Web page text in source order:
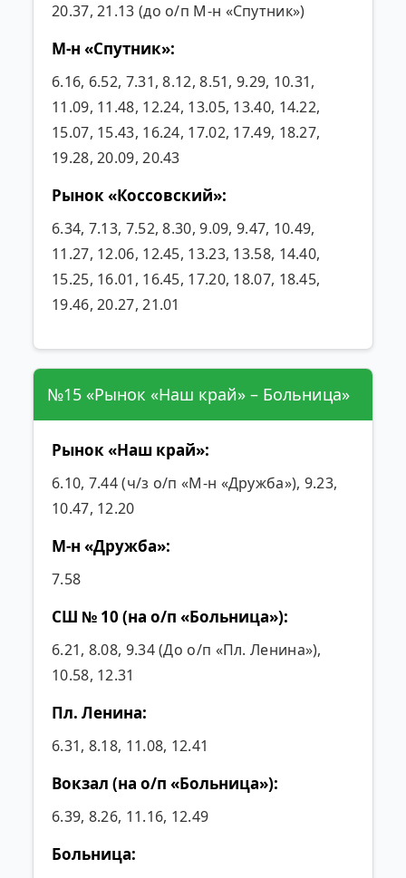
20.37, 21.13 (до о/п М-н «Спутник»)
М-н «Спутник»:
6.16, 6.52, 7.31, 8.12, 8.51, 9.29, 10.31,
11.09, 11.48, 12.24, 13.05, 13.40, 14.22,
15.07, 15.43, 16.24, 17.02, 17.49, 18.27,
19.28, 20.09, 20.43
Рынок «Коссовский»:
6.34, 7.13, 7.52, 8.30, 9.09, 9.47, 10.49,
11.27, 12.06, 12.45, 13.23, 13.58, 14.40,
15.25, 16.01, 16.45, 17.20, 18.07, 18.45,
19.46, 20.27, 21.01
№15 «Рынок «Наш край» – Больница»
Рынок «Наш край»:
6.10, 7.44 (ч/з о/п «М-н «Дружба»), 9.23,
10.47, 12.20
М-н «Дружба»:
7.58
СШ № 10 (на о/п «Больница»):
6.21, 8.08, 9.34 (До о/п «Пл. Ленина»),
10.58, 12.31
Пл. Ленина:
6.31, 8.18, 11.08, 12.41
Вокзал (на о/п «Больница»):
6.39, 8.26, 11.16, 12.49
Больница: